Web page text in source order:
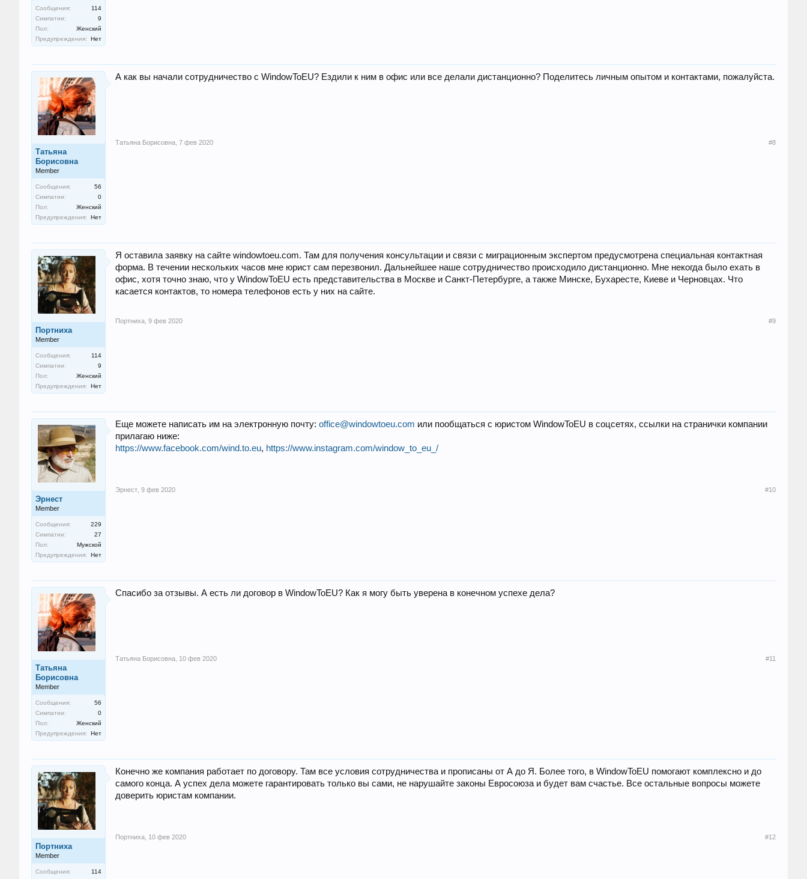
Сообщения:
114
Симпатии:
9
Пол:
Женский
Предупреждения:
Нет
Татьяна
Борисовна
Member
Сообщения:
56
Симпатии:
0
Пол:
Женский
Предупреждения:
Нет
А как вы начали сотрудничество с WindowToEU? Ездили к ним в офис или все делали дистанционно? Поделитесь личным опытом и контактами, пожалуйста.
Татьяна Борисовна, 7 фев 2020 #8
Портниха
Member
Сообщения:
114
Симпатии:
9
Пол:
Женский
Предупреждения:
Нет
Я оставила заявку на сайте windowtoeu.com. Там для получения консультации и связи с миграционным экспертом предусмотрена специальная контактная
форма. В течении нескольких часов мне юрист сам перезвонил. Дальнейшее наше сотрудничество происходило дистанционно. Мне некогда было ехать в
офис, хотя точно знаю, что у WindowToEU есть представительства в Москве и Санкт-Петербурге, а также Минске, Бухаресте, Киеве и Черновцах. Что
касается контактов, то номера телефонов есть у них на сайте.
Портниха, 9 фев 2020 #9
Эрнест
Member
Сообщения:
229
Симпатии:
27
Пол:
Мужской
Предупреждения:
Нет
Еще можете написать им на электронную почту: office@windowtoeu.com или пообщаться с юристом WindowToEU в соцсетях, ссылки на странички компании
прилагаю ниже:
https://www.facebook.com/wind.to.eu, https://www.instagram.com/window_to_eu_/
Эрнест, 9 фев 2020 #10
Татьяна
Борисовна
Member
Сообщения:
56
Симпатии:
0
Пол:
Женский
Предупреждения:
Нет
Спасибо за отзывы. А есть ли договор в WindowToEU? Как я могу быть уверена в конечном успехе дела?
Татьяна Борисовна, 10 фев 2020 #11
Портниха
Member
Сообщения:
114
Конечно же компания работает по договору. Там все условия сотрудничества и прописаны от А до Я. Более того, в WindowToEU помогают комплексно и до
самого конца. А успех дела можете гарантировать только вы сами, не нарушайте законы Евросоюза и будет вам счастье. Все остальные вопросы можете
доверить юристам компании.
Портниха, 10 фев 2020 #12